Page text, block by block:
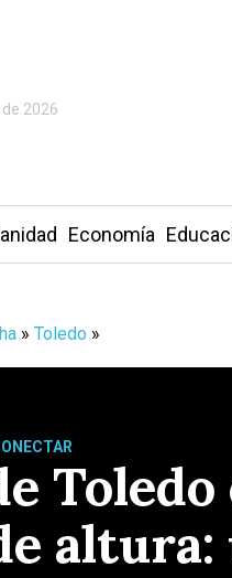
2026
Economía
» Toledo »